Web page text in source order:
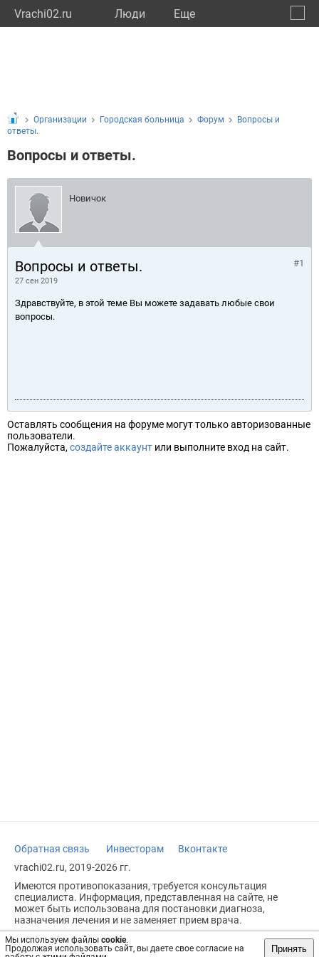
Vrachi02.ru Люди Eще
Мы используем файлы cookie.
Продолжая использовать сайт, вы даете свое согласие на
Принять
Организации Городская больница Форум
Вопросы и
ответы.
Вопросы и ответы.
Новичок
Вопросы и ответы.
27 сен 2019
#1
Здравствуйте, в этой теме Вы можете задавать любые свои
вопросы.
Оставлять сообщения на форуме могут только авторизованные
пользователи.
Пожалуйста, создайте аккаунт или выполните вход на сайт.
Обратная связь Инвесторам
Вконтакте
vrachi02.ru, 2019-2026 гг.
Имеются противопоказания, требуется консультация
специалиста. Информация, представленная на сайте, не
может быть использована для постановки диагноза,
назначения лечения и не заменяет прием врача.
Возрастное ограничение: 18+